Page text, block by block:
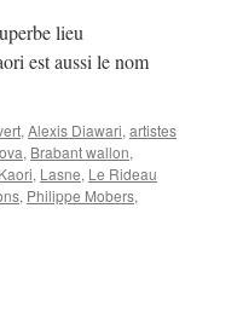
lieu
est aussi le nom
, Alexis Diawari, artistes
, Brabant wallon,
Kaori, Lasne, Le Rideau
, Philippe Mobers,